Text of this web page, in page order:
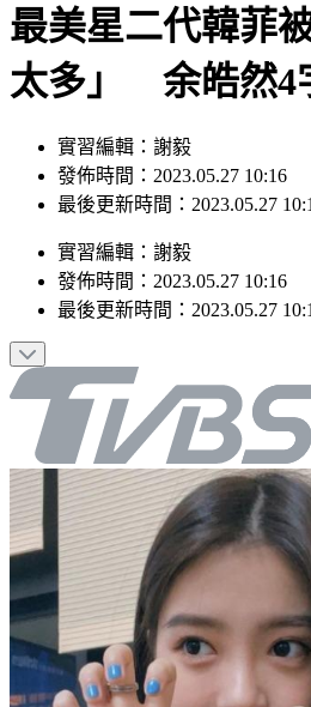
最美星二代韓菲
太多」 余皓然4
實習編輯：謝毅
發佈時間：2023.05.27 10:16
最後更新時間：2023.05.27
實習編輯 ： 謝毅
發佈時間： 2023.05.27 10:16
最後更新時間： 2023.05.27